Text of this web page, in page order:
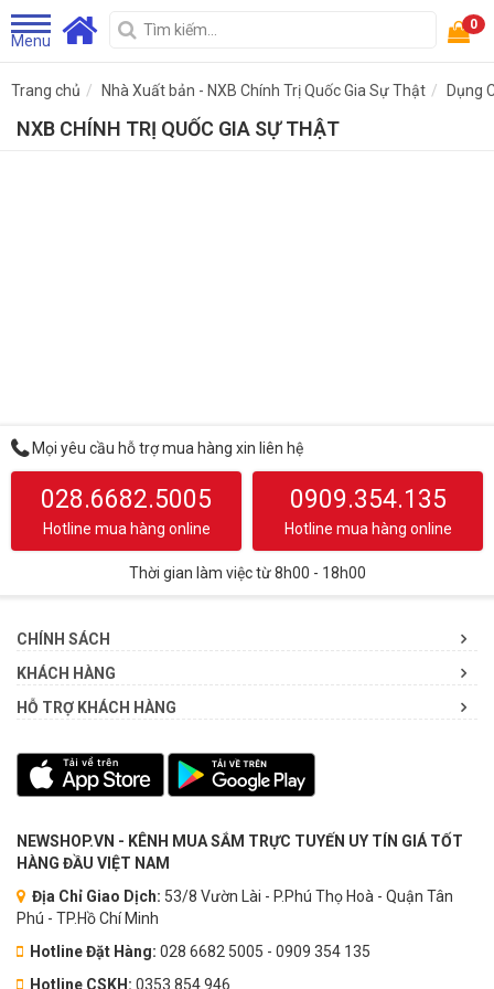
Menu
0
Trang chủ Nhà Xuất bản - NXB Chính Trị Quốc Gia Sự Thật Dụng
NXB CHÍNH TRỊ QUỐC GIA SỰ THẬT
Mọi yêu cầu hỗ trợ mua hàng xin liên hệ
028.6682.5005
Hotline mua hàng online
0909.354.135
Hotline mua hàng online
Thời gian làm việc từ 8h00 - 18h00
CHÍNH SÁCH
KHÁCH HÀNG
HỖ TRỢ KHÁCH HÀNG
NEWSHOP.VN - KÊNH MUA SẮM TRỰC TUYẾN UY TÍN GIÁ TỐT
HÀNG ĐẦU VIỆT NAM
Địa Chỉ Giao Dịch: 53/8 Vườn Lài - P.Phú Thọ Hoà - Quận Tân
Phú - TP.Hồ Chí Minh
Hotline Đặt Hàng: 028 6682 5005 - 0909 354 135
Hotline CSKH: 0353.854.946